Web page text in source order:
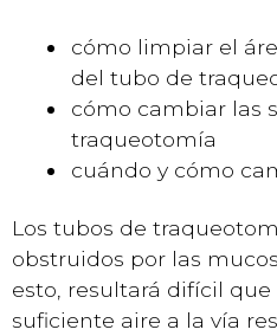
cómo limpiar el
del tubo de
cómo cambiar las
traqueotomía
cuándo y cómo
Los tubos de
obstruidos por las
esto, resultará difícil
suficiente aire a la vía